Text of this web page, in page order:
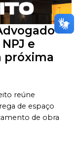
e
próxima
reúne
de espaço
de obra